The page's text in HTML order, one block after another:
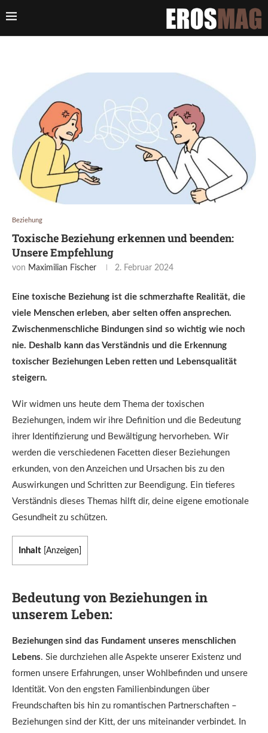
Beziehung
Toxische Beziehung erkennen und beenden:
Unsere Empfehlung
von Maximilian Fischer 2. Februar 2024
Eine toxische Beziehung ist die schmerzhafte Realität, die
viele Menschen erleben, aber selten offen ansprechen.
Zwischenmenschliche Bindungen sind so wichtig wie noch
nie. Deshalb kann das Verständnis und die Erkennung
toxischer Beziehungen Leben retten und Lebensqualität
steigern.
Wir widmen uns heute dem Thema der toxischen
Beziehungen, indem wir ihre Definition und die Bedeutung
ihrer Identifizierung und Bewältigung hervorheben. Wir
werden die verschiedenen Facetten dieser Beziehungen
erkunden, von den Anzeichen und Ursachen bis zu den
Auswirkungen und Schritten zur Beendigung. Ein tieferes
Verständnis dieses Themas hilft dir, deine eigene emotionale
Gesundheit zu schützen.
Inhalt Anzeigen
Bedeutung von Beziehungen in
unserem Leben:
Beziehungen sind das Fundament unseres menschlichen
Lebens. Sie durchziehen alle Aspekte unserer Existenz und
formen unsere Erfahrungen, unser Wohlbefinden und unsere
Identität. Von den engsten Familienbindungen über
Freundschaften bis hin zu romantischen Partnerschaften –
Beziehungen sind der Kitt, der uns miteinander verbindet. In